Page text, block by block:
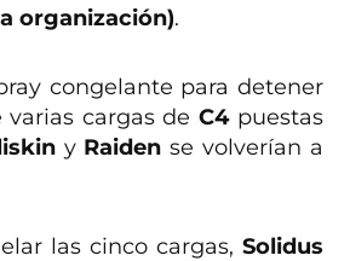
organización).
congelante para detener
cargas de C4puestas
y Raiden se volverían a
las cinco cargas, Solidus